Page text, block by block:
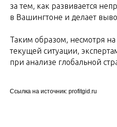
за тем, как развивается
в Вашингтоне и делает
Таким образом, несмотря
текущей ситуации,
при анализе глобальной
Ссылка на источник: profitgid.ru